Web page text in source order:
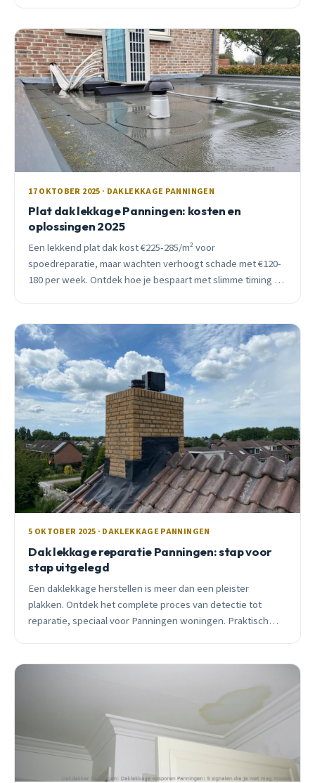
17 OKTOBER 2025 · DAKLEKKAGE PANNINGEN
Plat dak lekkage Panningen: kosten en
oplossingen 2025
Een lekkend plat dak kost €225-285/m² voor
spoedreparatie, maar wachten verhoogt schade met €120-
180 per week. Ontdek hoe je bespaart met slimme timing en
5 OKTOBER 2025 · DAKLEKKAGE PANNINGEN
Dak lekkage reparatie Panningen: stap voor
stap uitgelegd
Een daklekkage herstellen is meer dan een pleister
plakken. Ontdek het complete proces van detectie tot
reparatie, speciaal voor Panningen woningen. Praktisch